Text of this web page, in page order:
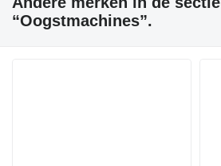
“Oogstmachines”.